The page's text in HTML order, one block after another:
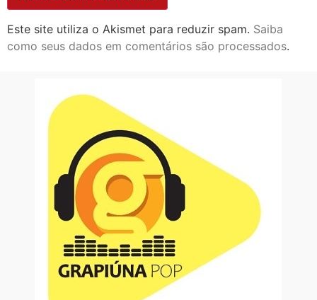
Este site utiliza o Akismet para reduzir spam. Saiba
como seus dados em comentários são processados.